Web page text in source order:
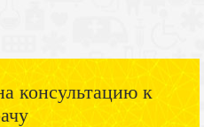
консультацию к